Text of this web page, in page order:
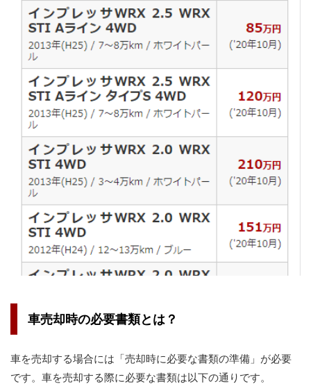
車売却時の必要書類とは？
車を売却する場合には「売却時に必要な書類の準備」が必要
です。車を売却する際に必要な書類は以下の通りです。